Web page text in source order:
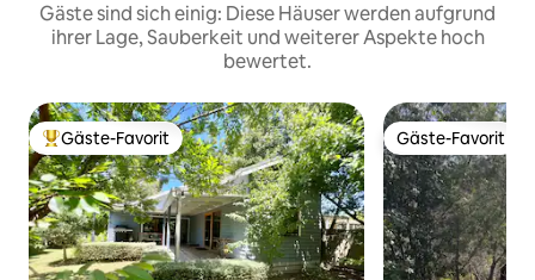
Gäste sind sich einig: Diese Häuser werden aufgrund
ihrer Lage, Sauberkeit und weiterer Aspekte hoch
bewertet.
Beliebter Gäste-Favorit.
Gäste-Favorit Gäste-Favorit
Gäste-Favorit